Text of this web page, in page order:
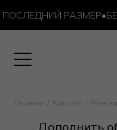
РАЗМЕР•
Главная Каталог
Дополнить